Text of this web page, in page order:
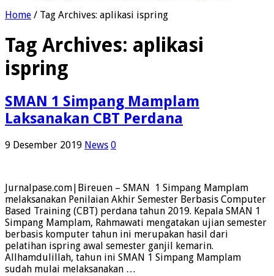
Home / Tag Archives: aplikasi ispring
Tag Archives: aplikasi
ispring
SMAN 1 Simpang Mamplam
Laksanakan CBT Perdana
9 Desember 2019 News 0
Jurnalpase.com|Bireuen – SMAN 1 Simpang Mamplam
melaksanakan Penilaian Akhir Semester Berbasis Computer
Based Training (CBT) perdana tahun 2019. Kepala SMAN 1
Simpang Mamplam, Rahmawati mengatakan ujian semester
berbasis komputer tahun ini merupakan hasil dari
pelatihan ispring awal semester ganjil kemarin.
Allhamdulillah, tahun ini SMAN 1 Simpang Mamplam
sudah mulai melaksanakan …